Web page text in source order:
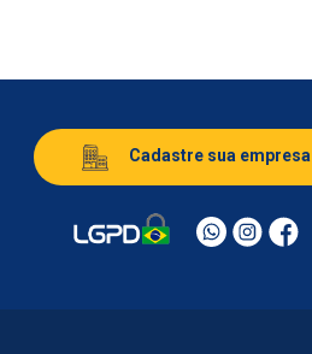
Cadastre sua empresa